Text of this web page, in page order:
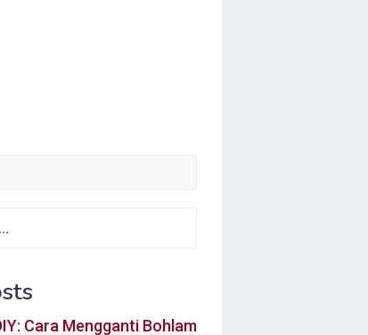
Cara Mengganti Bohlam